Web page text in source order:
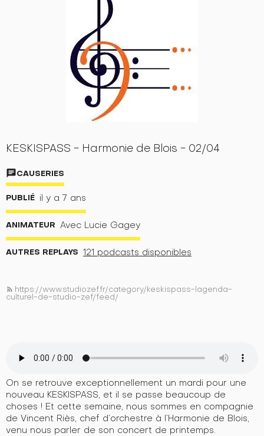
KESKISPASS - Harmonie de Blois - 02/04
chatCAUSERIES
PUBLIÉ il y a 7 ans
ANIMATEUR Avec Lucie Gagey
AUTRES REPLAYS 121 podcasts disponibles
rss_feed https://www.studiozef.fr/category/keskispass-lagenda-
culturel-de-studio-zef/feed/
On se retrouve exceptionnellement un mardi pour une
nouveau KESKISPASS, et il se passe beaucoup de
choses ! Et cette semaine, nous sommes en compagnie
de Vincent Riès, chef d’orchestre à l’Harmonie de Blois,
venu nous parler de son concert de printemps.